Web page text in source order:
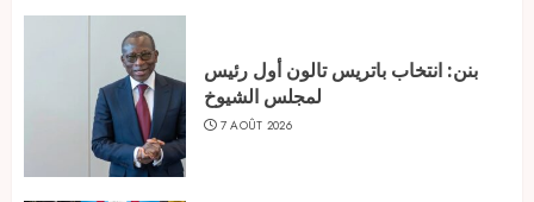
بنن: انتخاب باتريس تالون أول رئيس
لمجلس الشيوخ
7 AOÛT 2026